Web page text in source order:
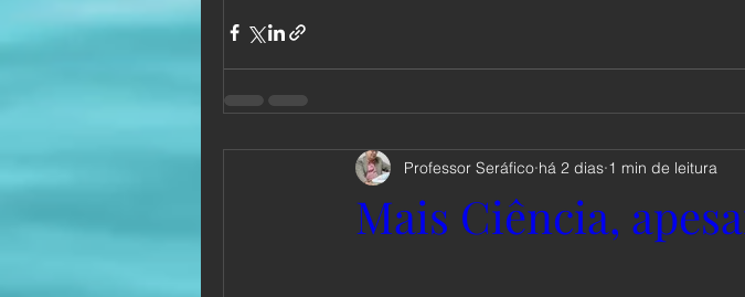
Mais Ciência,
Professor Seráfico há 2 dias 1 min de leitura